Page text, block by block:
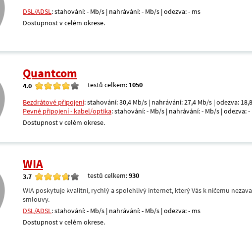
DSL/ADSL: stahování: - Mb/s | nahrávání: - Mb/s | odezva: - ms
Dostupnost v celém okrese.
Quantcom
4.0 testů celkem: 1050
Bezdrátové připojení: stahování: 30,4 Mb/s | nahrávání: 27,4 Mb/s | odezva:
Pevné připojení - kabel/optika: stahování: - Mb/s | nahrávání: - Mb/s | odezva: -
Dostupnost v celém okrese.
WIA
3.7 testů celkem:930
WIA poskytuje kvalitní, rychlý a spolehlivý internet, který Vás k ničemu
smlouvy.
DSL/ADSL: stahování: - Mb/s | nahrávání: - Mb/s | odezva: - ms
Dostupnost v celém okrese.